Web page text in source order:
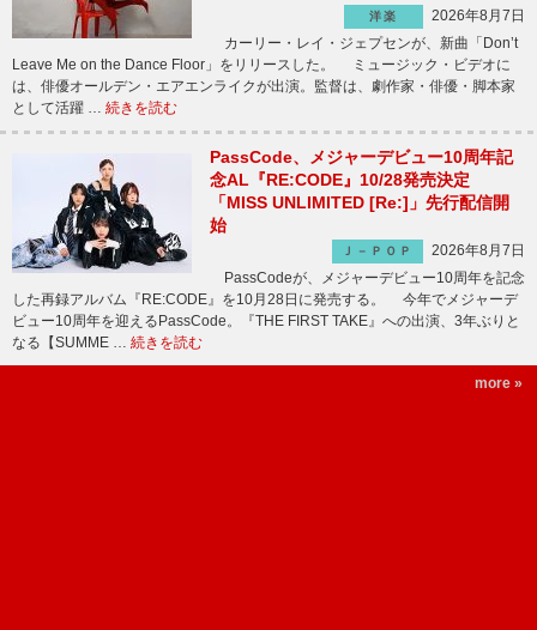
洋楽
2026年8月7日
カーリー・レイ・ジェプセンが、新曲「Don’t
Leave Me on the Dance Floor」をリリースした。 ミュージック・ビデオに
は、俳優オールデン・エアエンライクが出演。監督は、劇作家・俳優・脚本家
として活躍 … 続きを読む
PassCode、メジャーデビュー10周年記
念AL『RE:CODE』10/28発売決定
「MISS UNLIMITED [Re:]」先行配信開
始
Ｊ－ＰＯＰ
2026年8月7日
PassCodeが、メジャーデビュー10周年を記念
した再録アルバム『RE:CODE』を10月28日に発売する。 今年でメジャーデ
ビュー10周年を迎えるPassCode。『THE FIRST TAKE』への出演、3年ぶりと
なる【SUMME … 続きを読む
more »